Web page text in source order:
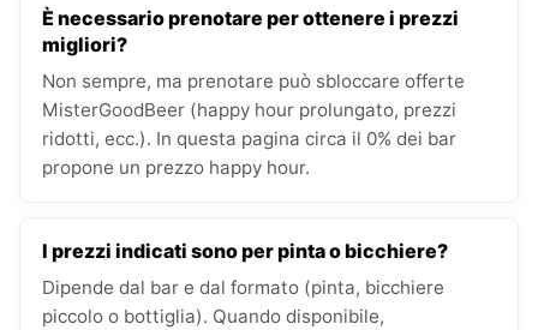
È necessario prenotare per ottenere i prezzi
migliori?
Non sempre, ma prenotare può sbloccare offerte
MisterGoodBeer (happy hour prolungato, prezzi
ridotti, ecc.). In questa pagina circa il 0% dei bar
propone un prezzo happy hour.
I prezzi indicati sono per pinta o bicchiere?
Dipende dal bar e dal formato (pinta, bicchiere
piccolo o bottiglia). Quando disponibile,